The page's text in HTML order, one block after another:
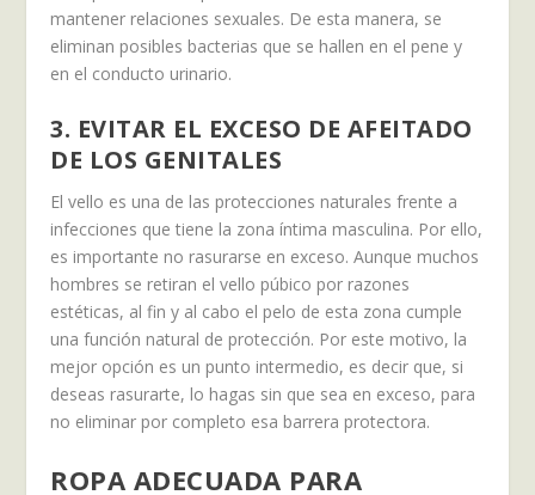
mantener relaciones sexuales. De esta manera, se
eliminan posibles bacterias que se hallen en el pene y
en el conducto urinario.
3. EVITAR EL EXCESO DE AFEITADO
DE LOS GENITALES
El vello es una de las protecciones naturales frente a
infecciones que tiene la zona íntima masculina. Por ello,
es importante no rasurarse en exceso. Aunque muchos
hombres se retiran el vello púbico por razones
estéticas, al fin y al cabo el pelo de esta zona cumple
una función natural de protección. Por este motivo, la
mejor opción es un punto intermedio, es decir que, si
deseas rasurarte, lo hagas sin que sea en exceso, para
no eliminar por completo esa barrera protectora.
ROPA ADECUADA PARA